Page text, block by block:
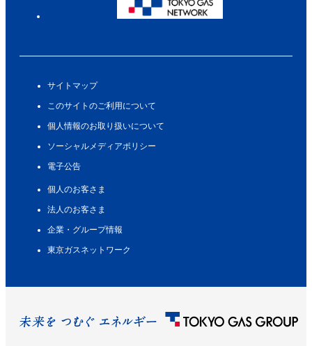
サイトマップ
このサイトのご利用について
個人情報のお取り扱いについて
ソーシャルメディアポリシー
電子公告
個人のお客さま
法人のお客さま
企業・グループ情報
東京ガスネットワーク